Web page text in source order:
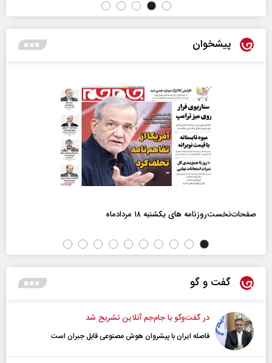
پیشخوان
صفحات‌نخست‌روزنامه ها‌ی یکشنبه ۱۸ مردادماه
گفت و گو
در گفت‌و‌گو با جام‌جم آنلاین تشریح شد
فاصله ایران با پیشرو‌ان هوش مصنوعی قابل جبران است